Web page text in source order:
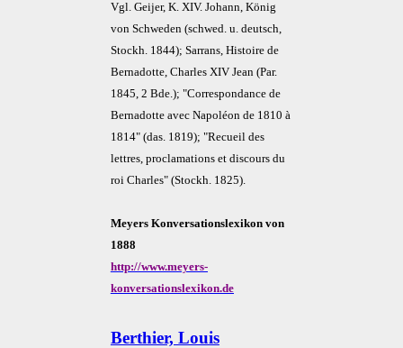
Vgl. Geijer, K. XIV. Johann, König
von Schweden (schwed. u. deutsch,
Stockh. 1844); Sarrans, Histoire de
Bernadotte, Charles XIV Jean (Par.
1845, 2 Bde.); "Correspondance de
Bernadotte avec Napoléon de 1810 à
1814" (das. 1819); "Recueil des
lettres, proclamations et discours du
roi Charles" (Stockh. 1825).
Meyers Konversationslexikon von
1888
http://www.meyers-
konversationslexikon.de
Berthier, Louis